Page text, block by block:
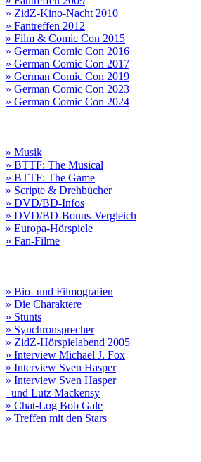
» ZidZ-Kino-Nacht 2010
» Fantreffen 2012
» Film & Comic Con 2015
» German Comic Con 2016
» German Comic Con 2017
» German Comic Con 2019
» German Comic Con 2023
» German Comic Con 2024
» Musik
» BTTF: The Musical
» BTTF: The Game
» Scripte & Drehbücher
» DVD/BD-Infos
» DVD/BD-Bonus-Vergleich
» Europa-Hörspiele
» Fan-Filme
» Bio- und Filmografien
» Die Charaktere
» Stunts
» Synchronsprecher
» ZidZ-Hörspielabend 2005
» Interview Michael J. Fox
» Interview Sven Hasper
» Interview Sven Hasper
und Lutz Mackensy
» Chat-Log Bob Gale
» Treffen mit den Stars